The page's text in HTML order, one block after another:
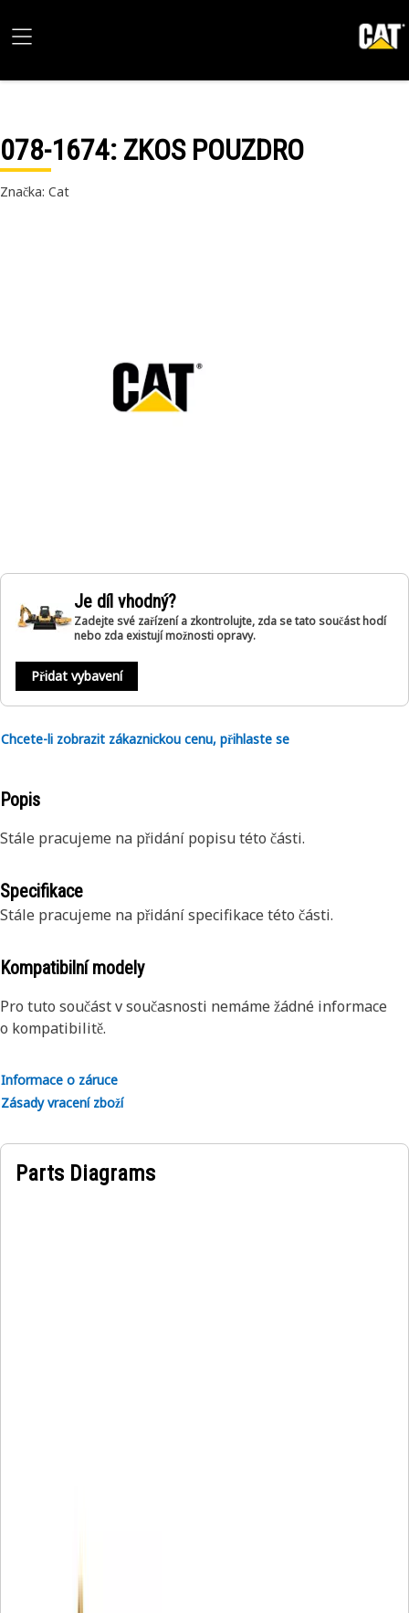
078-1674: ZKOS POUZDRO
Značka: Cat
Je díl vhodný?
Zadejte své zařízení a zkontrolujte, zda se tato součást hodí
nebo zda existují možnosti opravy.
Přidat vybavení
Chcete-li zobrazit zákaznickou cenu, přihlaste se
Popis
Stále pracujeme na přidání popisu této části.
Specifikace
Stále pracujeme na přidání specifikace této části.
Kompatibilní modely
Pro tuto součást v současnosti nemáme žádné informace
o kompatibilitě.
Informace o záruce
Zásady vracení zboží
Parts Diagrams